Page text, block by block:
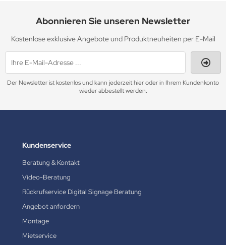
Abonnieren Sie unseren Newsletter
Kostenlose exklusive Angebote und Produktneuheiten per E-Mail
Der Newsletter ist kostenlos und kann jederzeit hier oder in Ihrem Kundenkonto
wieder abbestellt werden.
Kundenservice
Beratung & Kontakt
Video-Beratung
Rückrufservice Digital Signage Beratung
Angebot anfordern
Montage
Mietservice